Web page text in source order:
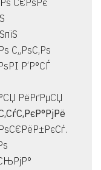
С€РѕРє
С„РѕС‚Рѕ
Р’Р°СЃ
РёРґРµСЏ